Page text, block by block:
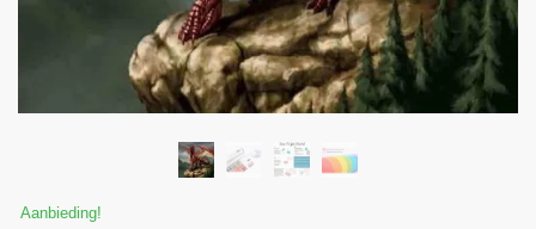
Aanbieding!